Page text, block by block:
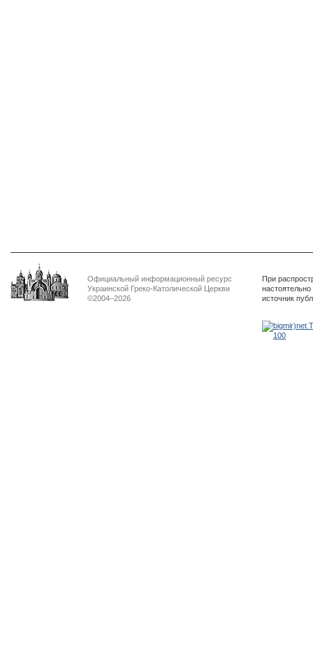
Официальный информационный ресурс
Украинской Греко-Католической Церкви
©2004–2026
При
источник